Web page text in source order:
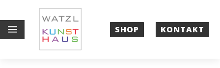
a SHOP KONTAKT